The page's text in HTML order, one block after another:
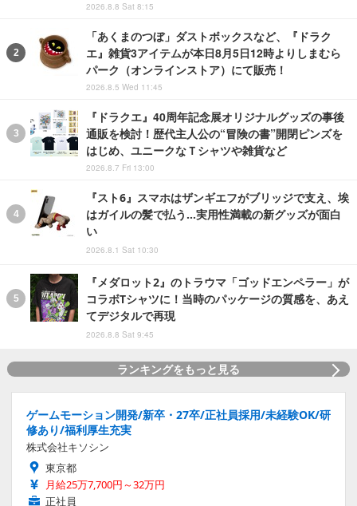
2026.8.8 Sat 8:15
「あくまのつぼ」ダストボックスなど、『ドラク
エ』雑貨3アイテムが本日8月5日12時よりしまむら
パーク（オンラインストア）にて販売！
2026.8.5 Wed 11:45
『ドラクエ』40周年記念展オリジナルグッズの事後
通販を検討！歴代主人公の“冒険の書”開閉ピンズを
はじめ、ユニークなＴシャツや雑貨など
2026.8.7 Fri 13:00
『スト6』スマホはザンギエフがブリッジで支え、埃
はガイルの髪で払う…実用性満載の新グッズが面白
い
2026.8.1 Sat 10:30
『メダロット2』のトラウマ「ゴッドエンペラー」が
コラボTシャツに！当時のパッケージの質感を、あえ
てデジタルで再現
2026.8.8 Sat 9:45
ランキングをもっと見る
ゲームモーション開発/新卒・27卒/正社員採用/未経験OK/研
修あり/福利厚生充実
株式会社キソシン
東京都
月給25万7,700円～32万円
正社員